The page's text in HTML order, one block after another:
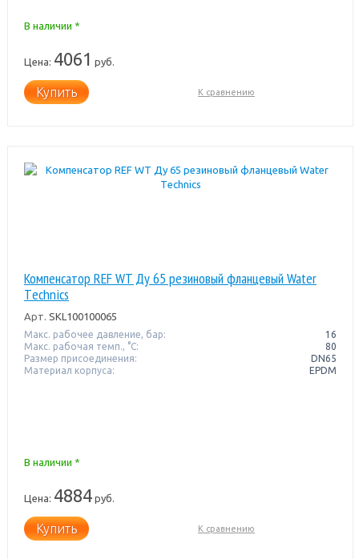
В наличии *
Цена: 4061 руб.
Купить К сравнению
Компенсатор REF WT Ду 65 резиновый фланцевый Water
Тechnics
Арт. SKL100100065
Макс. рабочее давление, бар:
16
Макс. рабочая темп., °С:
80
Размер присоединения:
DN65
Материал корпуса:
EPDM
В наличии *
Цена: 4884руб.
Купить К сравнению